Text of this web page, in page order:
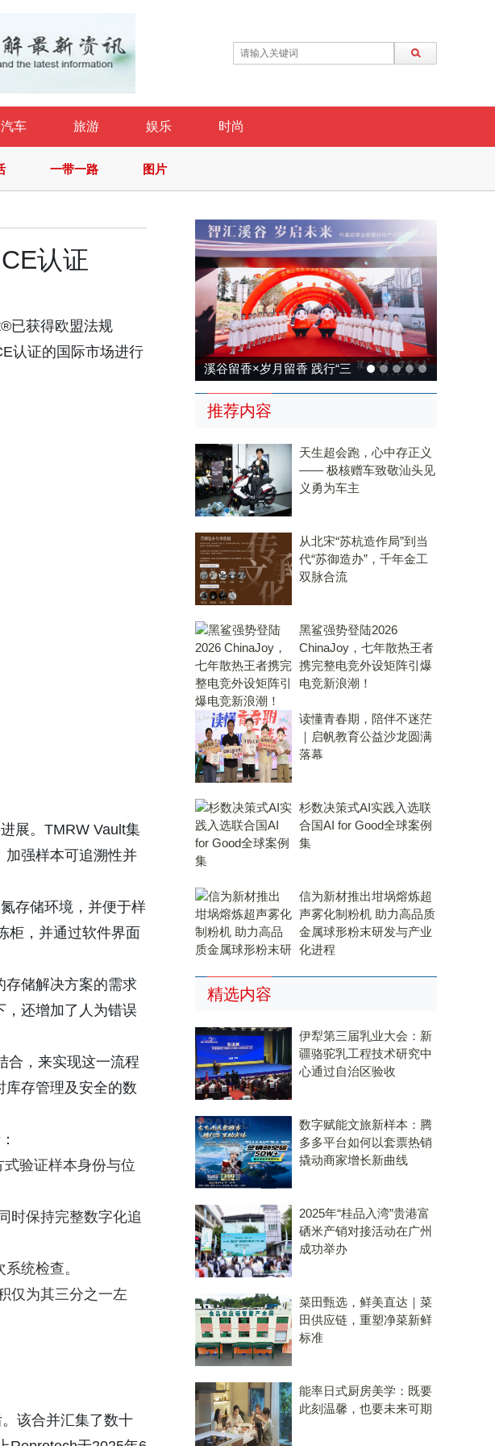
汽车 旅游 娱乐 时尚
一带一路 图片
认证
已获得欧盟法规
认证的国际市场进行
展。TMRW Vault集
加强样本可追溯性并
存储环境，并便于样
柜，并通过软件界面
存储解决方案的需求
，还增加了人为错误
合，来实现这一流程
库存管理及安全的数
验证样本身份与位
时保持完整数字化追
统检查。
仅为其三分之一左
该合并汇集了数十
溪谷留香×岁月留香 践行“三
茶统筹”，传承传统，科技兴
推荐内容
天生超会跑，心中存正义
—— 极核赠车致敬汕头见
义勇为车主
从北宋“苏杭造作局”到当
代“苏御造办”，千年金工
双脉合流
黑鲨强势登陆2026
ChinaJoy，七年散热王者
携完整电竞外设矩阵引爆
电竞新浪潮！
读懂青春期，陪伴不迷茫
｜启帆教育公益沙龙圆满
落幕
杉数决策式AI实践入选联
合国AI for Good全球案例
集
信为新材推出坩埚熔炼超
声雾化制粉机 助力高品质
金属球形粉末研发与产业
化进程
精选内容
伊犁第三届乳业大会：新
疆骆驼乳工程技术研究中
心通过自治区验收
数字赋能文旅新样本：腾
多多平台如何以套票热销
撬动商家增长新曲线
2025年“桂品入湾”贵港富
硒米产销对接活动在广州
成功举办
菜田甄选，鲜美直达｜菜
田供应链，重塑净菜新鲜
标准
能率日式厨房美学：既要
此刻温馨，也要未来可期